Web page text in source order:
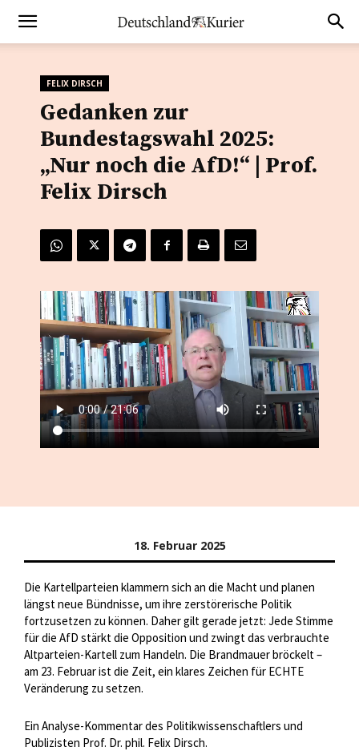
FELIX DIRSCH
Gedanken zur
Bundestagswahl 2025:
„Nur noch die AfD!“ | Prof.
Felix Dirsch
18. Februar 2025
Die Kartellparteien klammern sich an die Macht und planen
längst neue Bündnisse, um ihre zerstörerische Politik
fortzusetzen zu können. Daher gilt gerade jetzt: Jede Stimme
für die AfD stärkt die Opposition und zwingt das verbrauchte
Altparteien-Kartell zum Handeln. Die Brandmauer bröckelt –
am 23. Februar ist die Zeit, ein klares Zeichen für ECHTE
Veränderung zu setzen.
Ein Analyse-Kommentar des Politikwissenschaftlers und
Publizisten Prof. Dr. phil. Felix Dirsch.